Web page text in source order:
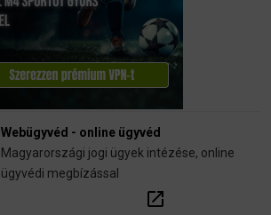
Webügyvéd - online ügyvéd
Magyarországi jogi ügyek intézése, online
ügyvédi megbízással
open_in_new